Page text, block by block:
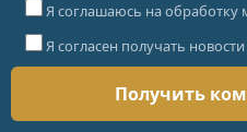
Я соглашаюсь на
Я согласен получать